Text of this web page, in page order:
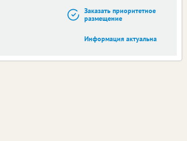
Заказать приоритетное
размещение
Информация актуальна